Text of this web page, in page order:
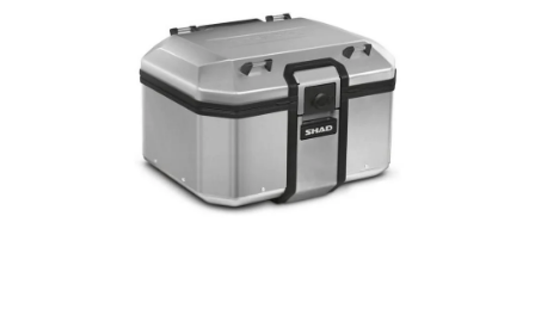
NÁHRADNÉ DIELY